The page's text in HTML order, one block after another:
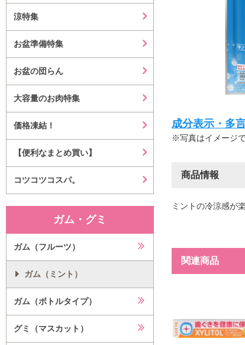
涼特集
お盆準備特集
お盆の団らん
大容量のお肉特集
価格凍結！
【便利なまとめ買い】
コツコツコスパ。
ガム・グミ
ガム（フルーツ）
ガム（ミント）
ガム（ボトルタイプ）
グミ（マスカット）
成分表示・
※写真はイメージ
商品情報
ミントの冷涼感が
関連商品